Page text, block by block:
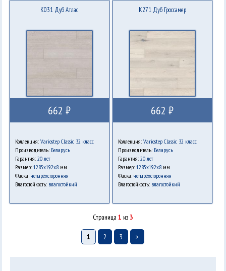
K031 Дуб Атлас
662 ₽
Коллекция: Variostep Classic 32 класс
Производитель: Беларусь
Гарантия: 20 лет
Размер: 1285x192x8мм
Фаска: четырёхсторонняя
Влагостойкость: влагостойкий
K271 Дуб Гроссамер
662 ₽
Коллекция: Variostep Classic 32 класс
Производитель: Беларусь
Гарантия: 20 лет
Размер: 1285x192x8мм
Фаска: четырёхсторонняя
Влагостойкость: влагостойкий
Страница 1 из 3
1 2 3 >